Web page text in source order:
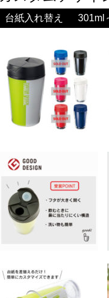
台紙入れ替え 301ml